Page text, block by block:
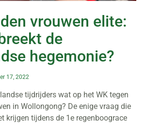
vrouwen elite:
de
hegemonie?
17, 2022
tijdrijders wat op het WK tegen
in Wollongong? De enige vraag die
krijgen tijdens de 1e regenboograce